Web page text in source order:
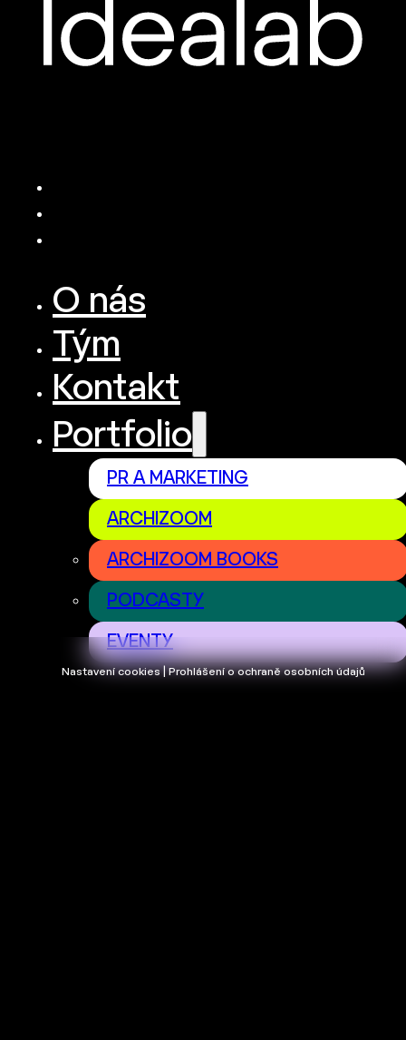
Nastavení cookies | Prohlášení o ochraně osobních údajů
O nás
Tým
Kontakt
Portfolio
PR A MARKETING
ARCHIZOOM
ARCHIZOOM BOOKS
PODCASTY
EVENTY